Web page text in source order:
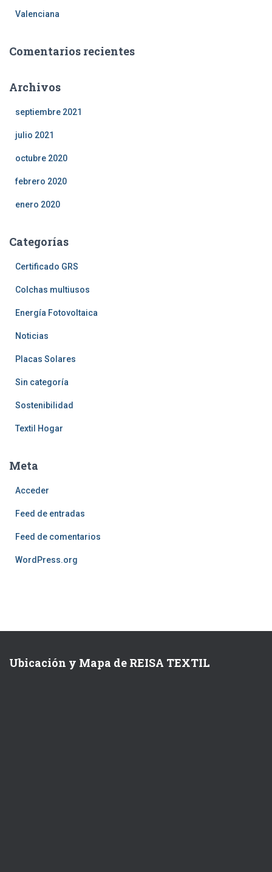
Valenciana
Comentarios recientes
Archivos
septiembre 2021
julio 2021
octubre 2020
febrero 2020
enero 2020
Categorías
Certificado GRS
Colchas multiusos
Energía Fotovoltaica
Noticias
Placas Solares
Sin categoría
Sostenibilidad
Textil Hogar
Meta
Acceder
Feed de entradas
Feed de comentarios
WordPress.org
Ubicación y Mapa de REISA TEXTIL